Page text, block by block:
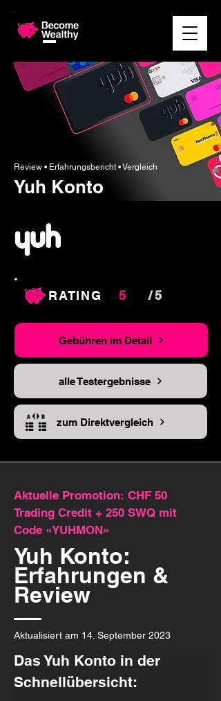
Review • Erfahrungsbericht • Vergleich
Yuh Konto
RATING 5 / 5
Gebühren im Detail
alle Testergebnisse
zum Direktvergleich
Aktuelle Promotion: CHF 50
Trading Credit + 250 SWQ mit
Code «YUHMON»
Yuh Konto:
Erfahrungen &
Review
Aktualisiert am 14. September 2023
Das Yuh Konto in der
Schnellübersicht: